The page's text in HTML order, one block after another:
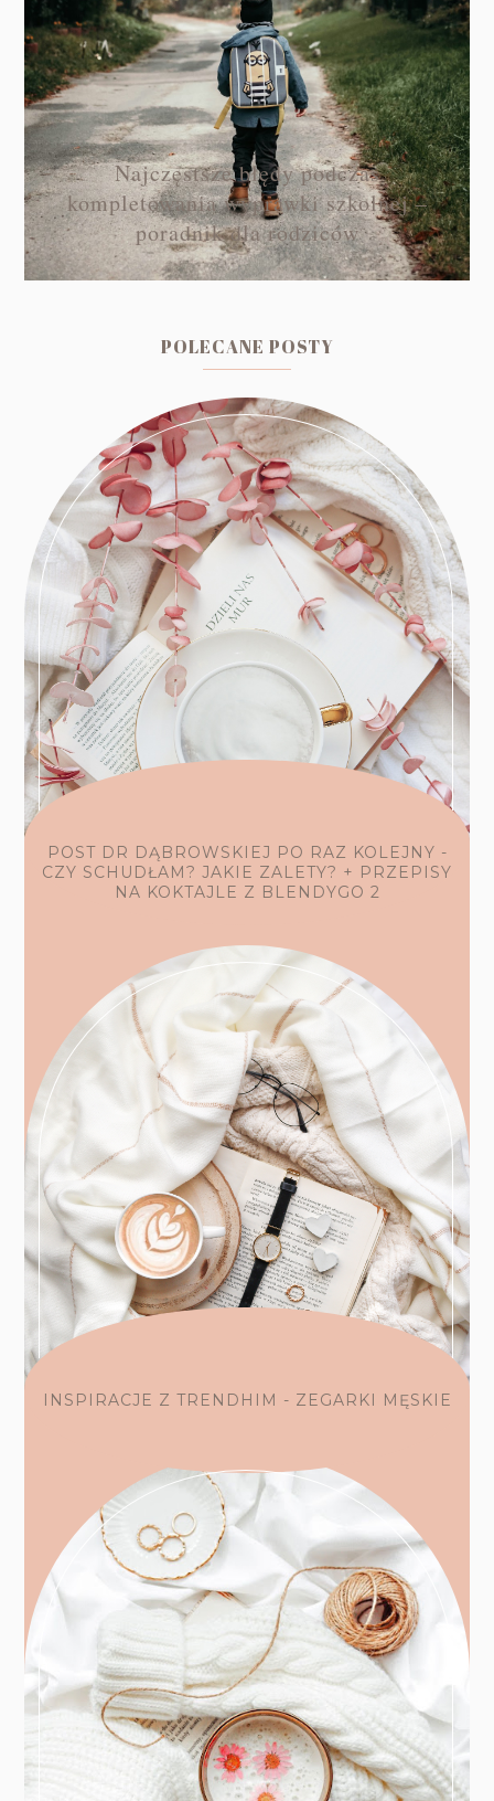
Najczęstsze błędy podczas
kompletowania wyprawki szkolnej –
poradnik dla rodziców
POLECANE POSTY
POST DR DĄBROWSKIEJ PO RAZ KOLEJNY -
CZY SCHUDŁAM? JAKIE ZALETY? + PRZEPISY
NA KOKTAJLE Z BLENDYGO 2
INSPIRACJE Z TRENDHIM - ZEGARKI MĘSKIE